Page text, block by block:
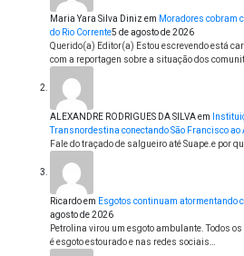
Maria Yara Silva Diniz em Moradores cobram
do Rio Corrente5 de agosto de 2026
Querido(a) Editor(a) Estou escrevendo está
com a reportagen sobre a situação dos
ALEXANDRE RODRIGUES DA SILVAem
Transnordestina conectando São Francisco ao
Fale do traçado de salgueiro até Suape.e por
Ricardoem Esgotos continuam atormentando
agosto de 2026
Petrolina virou um esgoto ambulante. Todos
é esgoto estourado e nas redes sociais…